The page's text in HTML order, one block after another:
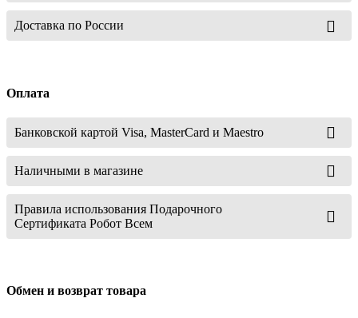
Доставка по России
Оплата
Банковской картой Visa, MasterCard и Maestro
Наличными в магазине
Правила использования Подарочного
Сертификата Робот Всем
Обмен и возврат товара